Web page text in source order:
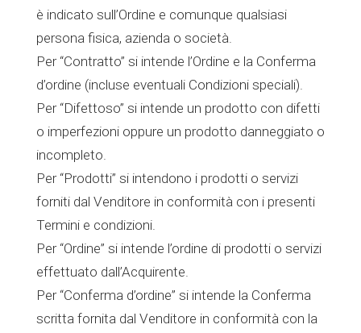
è indicato sull’Ordine e comunque qualsiasi
persona fisica, azienda o società.
Per “Contratto” si intende l’Ordine e la Conferma
d’ordine (incluse eventuali Condizioni speciali).
Per “Difettoso” si intende un prodotto con difetti
o imperfezioni oppure un prodotto danneggiato o
incompleto.
Per “Prodotti” si intendono i prodotti o servizi
forniti dal Venditore in conformità con i presenti
Termini e condizioni.
Per “Ordine” si intende l’ordine di prodotti o servizi
effettuato dall’Acquirente.
Per “Conferma d’ordine” si intende la Conferma
scritta fornita dal Venditore in conformità con la